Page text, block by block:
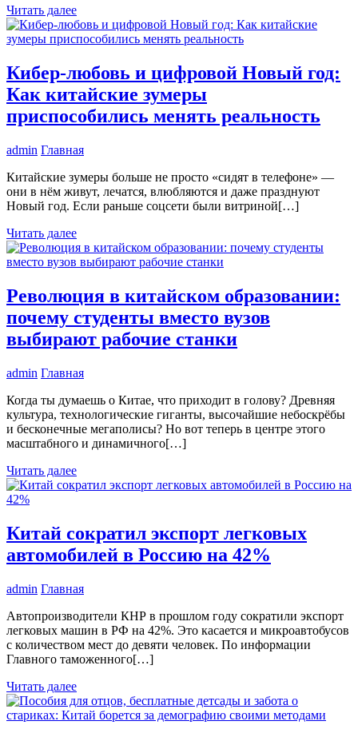
Читать далее
Кибер-любовь и цифровой Новый год:
Как китайские зумеры
приспособились менять реальность
admin Главная
Китайские зумеры больше не просто «сидят в телефоне» —
они в нём живут, лечатся, влюбляются и даже празднуют
Новый год. Если раньше соцсети были витриной[…]
Читать далее
Революция в китайском образовании:
почему студенты вместо вузов
выбирают рабочие станки
admin Главная
Когда ты думаешь о Китае, что приходит в голову? Древняя
культура, технологические гиганты, высочайшие небоскрёбы
и бесконечные мегаполисы? Но вот теперь в центре этого
масштабного и динамичного[…]
Читать далее
Китай сократил экспорт легковых
автомобилей в Россию на 42%
admin Главная
Автопроизводители КНР в прошлом году сократили экспорт
легковых машин в РФ на 42%. Это касается и микроавтобусов
с количеством мест до девяти человек. По информации
Главного таможенного[…]
Читать далее